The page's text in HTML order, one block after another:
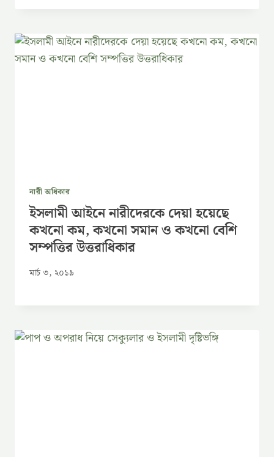
নারী অধিকার
ইসলামী আইনে নারীদেরকে দেয়া হয়েছে
কখনো কম, কখনো সমান ও কখনো বেশি
সম্পত্তির উত্তরাধিকার
মার্চ ৩, ২০১৯